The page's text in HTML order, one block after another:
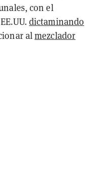
con el
dictaminando
almezclador